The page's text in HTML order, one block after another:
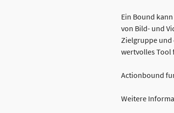
Ein Bound
von Bild- und
Zielgruppe und
wertvolles Tool
Actionbound
Weitere